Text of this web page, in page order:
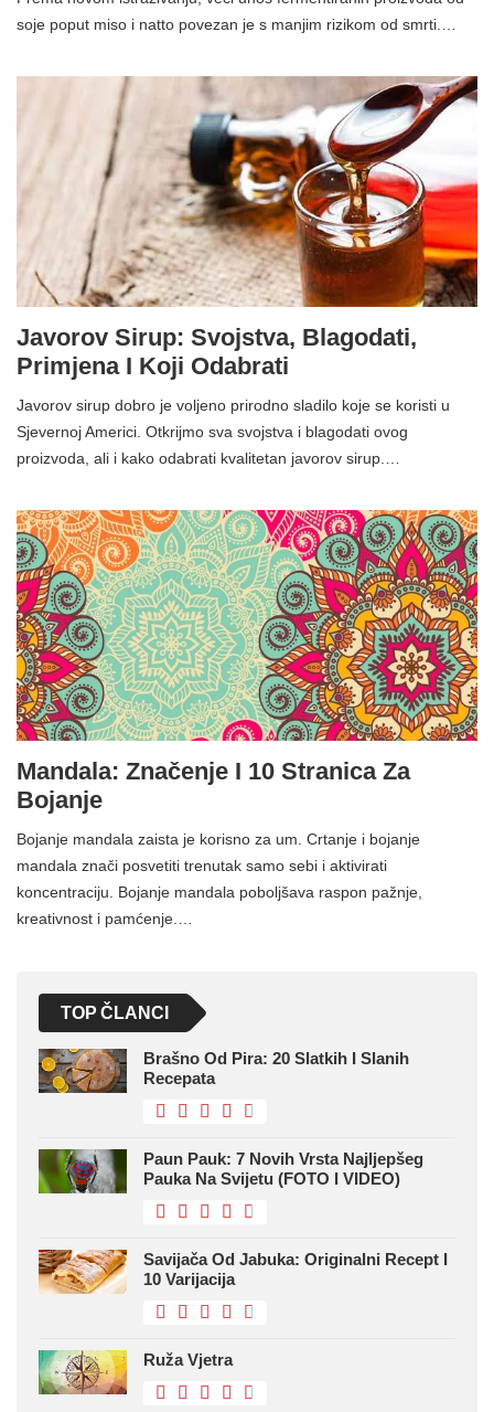
soje poput miso i natto povezan je s manjim rizikom od smrti.…
Javorov Sirup: Svojstva, Blagodati,
Primjena I Koji Odabrati
Javorov sirup dobro je voljeno prirodno sladilo koje se koristi u
Sjevernoj Americi. Otkrijmo sva svojstva i blagodati ovog
proizvoda, ali i kako odabrati kvalitetan javorov sirup.…
Mandala: Značenje I 10 Stranica Za
Bojanje
Bojanje mandala zaista je korisno za um. Crtanje i bojanje
mandala znači posvetiti trenutak samo sebi i aktivirati
koncentraciju. Bojanje mandala poboljšava raspon pažnje,
kreativnost i pamćenje.…
TOP ČLANCI
Brašno Od Pira: 20 Slatkih I Slanih
Recepata
Paun Pauk: 7 Novih Vrsta Najljepšeg
Pauka Na Svijetu (FOTO I VIDEO)
Savijača Od Jabuka: Originalni Recept I
10 Varijacija
Ruža Vjetra